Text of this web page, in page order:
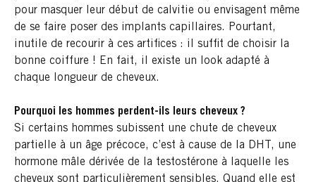
pour masquer leur début de calvitie ou envisagent même
de se faire poser des implants capillaires. Pourtant,
inutile de recourir à ces artifices : il suffit de choisir la
bonne coiffure ! En fait, il existe un look adapté à
chaque longueur de cheveux.
Pourquoi les hommes perdent-ils leurs cheveux ?
Si certains hommes subissent une chute de cheveux
partielle à un âge précoce, c’est à cause de la DHT, une
hormone mâle dérivée de la testostérone à laquelle les
cheveux sont particulièrement sensibles. Quand elle est